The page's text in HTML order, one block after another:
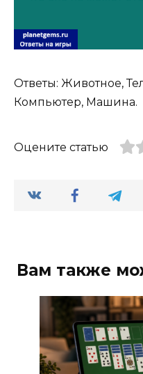
Ответы: Животное,
Компьютер, Машина.
Оцените статью
Вам также